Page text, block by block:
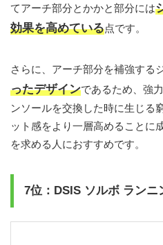
てアーチ部分とかかと部分には
効果を高めている点です。
さらに、アーチ部分を補強する
ったデザインであるため、強
ンソールを交換した時に生じる
ット感をより一層高めることに
を求める人におすすめです。
7位：DSIS ソルボ ランニ